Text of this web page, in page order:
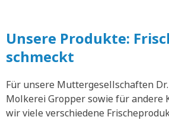
Unsere Produkte:
schmeckt
Für unsere Muttergesellschaften
Molkerei Gropper sowie für andere
wir viele verschiedene